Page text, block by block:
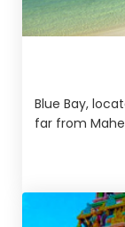
Blue Bay,
far from
its beach not
who visit it
colours and
is one of the
the island.